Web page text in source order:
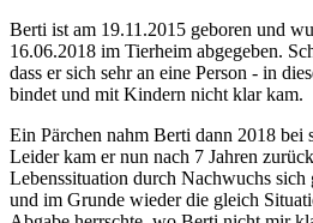
Berti ist am 19.11.2015 geboren und
16.06.2018 im Tierheim abgegeben.
dass er sich sehr an eine Person - in
bindet und mit Kindern nicht klar kam.
Ein Pärchen nahm Berti dann 2018 bei
Leider kam er nun nach 7 Jahren
Lebenssituation durch Nachwuchs sich
und im Grunde wieder die gleich